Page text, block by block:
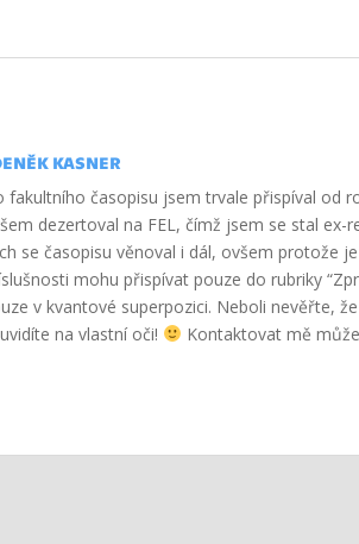
KASNER
fakultního časopisu jsem trvale přispíval od
dezertoval na FEL, čímž jsem se stal
se časopisu věnoval i dál, ovšem protože
mohu přispívat pouze do rubriky
v kvantové superpozici. Neboli nevěřte,
na vlastní oči!
Kontaktovat mě